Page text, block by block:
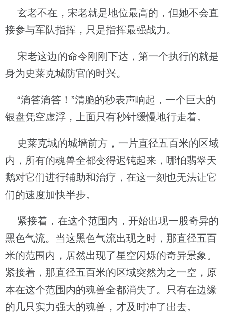
玄老不在，宋老就是地位最高的，但她不会直
接参与军队指挥，只是指挥最强战力。
宋老这边的命令刚刚下达，第一个执行的就是
身为史莱克城防官的时兴。
“滴答滴答！”清脆的秒表声响起，一个巨大的
银盘凭空虚浮，上面只有秒针缓慢地行走着。
史莱克城的城墙前方，一片直径五百米的区域
内，所有的魂兽全都变得迟钝起来，哪怕翡翠天
鹅对它们进行辅助和治疗，在这一刻也无法让它
们的速度加快半步。
紧接着，在这个范围内，开始出现一股奇异的
黑色气流。当这黑色气流出现之时，那直径五百
米的范围内，居然出现了星空闪烁的奇异景象。
紧接着，那直径五百米的区域突然为之一空，原
本在这个范围内的魂兽全都消失了。只有在边缘
的几只实力强大的魂兽，才及时冲了出去。